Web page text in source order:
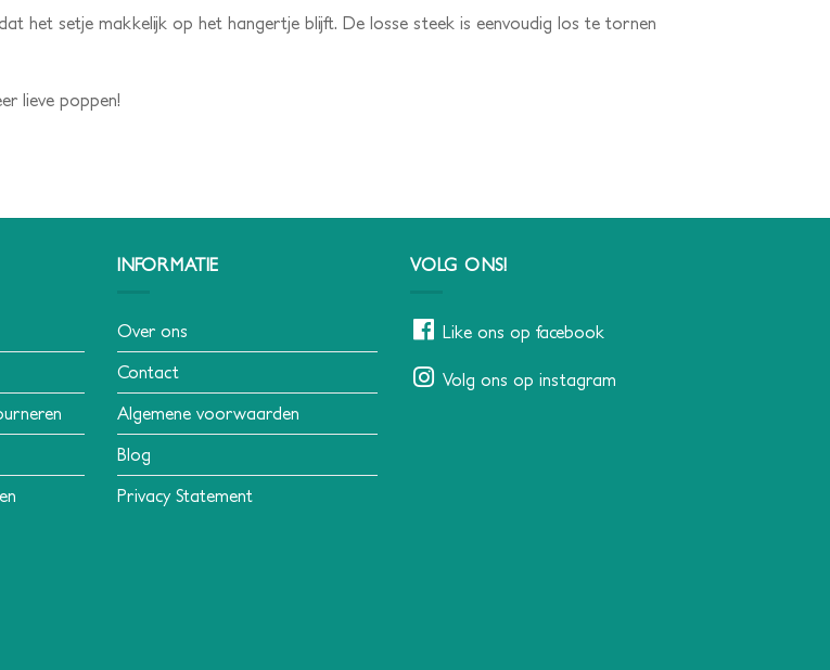
het setje makkelijk op het hangertje blijft. De losse steek is eenvoudig los te tornen
lieve poppen!
INFORMATIE
Over ons
Contact
Algemene voorwaarden
Blog
Privacy Statement
VOLG ONS!
Like ons op facebook
Volg ons op instagram